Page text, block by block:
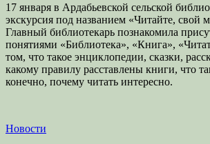
17 января в Ардабьевской сельской
экскурсия под названием «Читайте, свой
Главный библиотекарь познакомила
понятиями «Библиотека», «Книга»,
том, что такое энциклопедии, сказки,
какому правилу расставлены книги, что
конечно, почему читать интересно.
Категории
Новости